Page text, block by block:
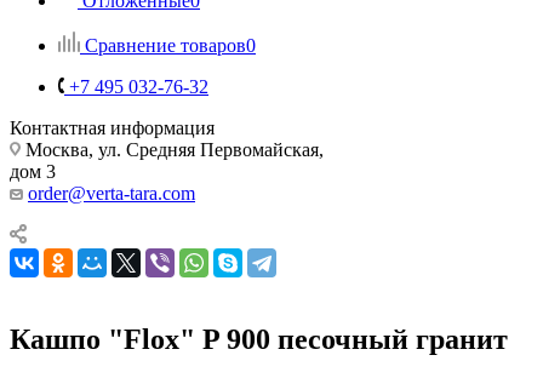
Сравнение товаров0
+7 495 032-76-32
Контактная информация
Москва, ул. Средняя Первомайская,
дом 3
order@verta-tara.com
Кашпо "Flox" P 900 песочный гранит